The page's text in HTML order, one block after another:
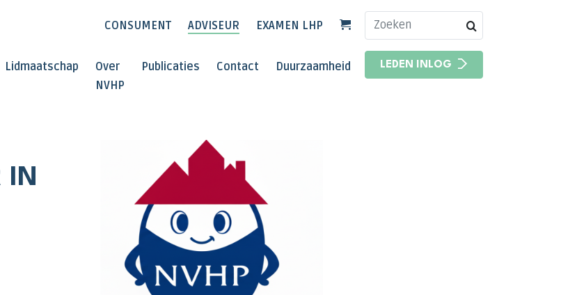
HOOFDNAVIGATIE
CONSUMENT ADVISEUR EXAMEN LHP
Lidmaatschap
Over
NVHP
Publicaties Contact Duurzaamheid LEDEN INLOG
IN